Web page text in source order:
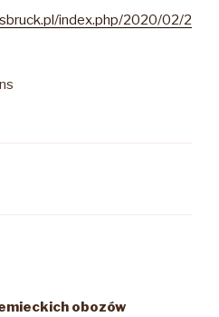
index.php/2020/02/2
obozów